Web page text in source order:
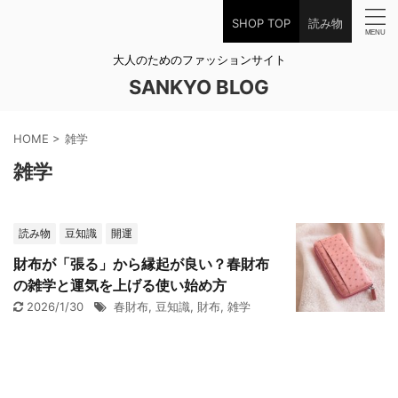
SHOP TOP 読み物
大人のためのファッションサイト
SANKYO BLOG
HOME > 雑学
雑学
読み物 豆知識 開運
財布が「張る」から縁起が良い？春財布
の雑学と運気を上げる使い始め方
2026/1/30 春財布, 豆知識, 財布, 雑学